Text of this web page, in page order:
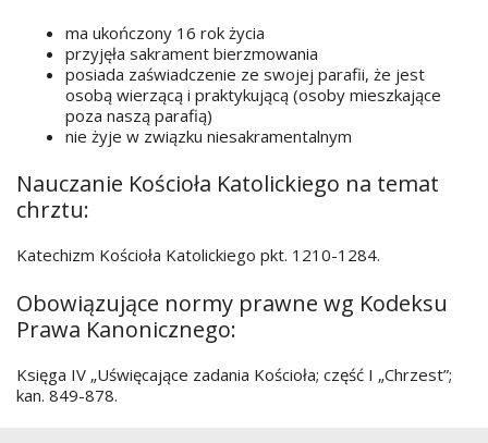
ma ukończony 16 rok życia
przyjęła sakrament bierzmowania
posiada zaświadczenie ze swojej parafii, że jest
osobą wierzącą i praktykującą (osoby mieszkające
poza naszą parafią)
nie żyje w związku niesakramentalnym
Nauczanie Kościoła Katolickiego na temat
chrztu:
Katechizm Kościoła Katolickiego pkt. 1210-1284.
Obowiązujące normy prawne wg Kodeksu
Prawa Kanonicznego:
Księga IV „Uświęcające zadania Kościoła; część I „Chrzest”;
kan. 849-878.